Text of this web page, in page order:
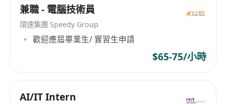
兼職 - 電腦技術員
環速集團 Speedy Group
歡迎應屆畢業生/ 實習生申請
$65-75/小時
AI/IT Intern